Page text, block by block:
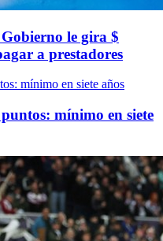
le gira $
a prestadores
mínimo en siete